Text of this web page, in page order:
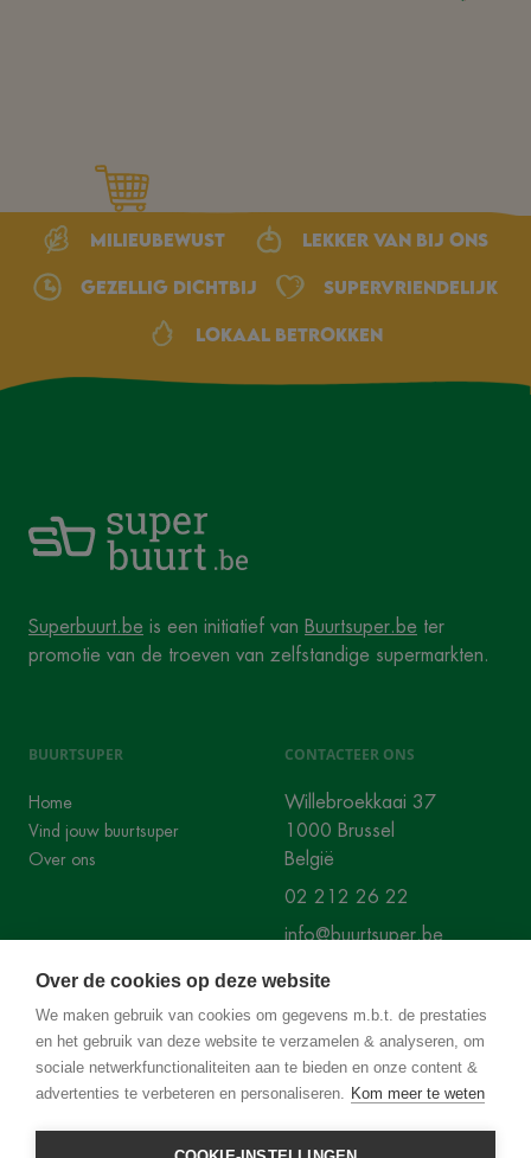
Over de cookies op deze website
We maken gebruik van cookies om gegevens m.b.t. de prestaties
en het gebruik van deze website te verzamelen & analyseren, om
sociale netwerkfunctionaliteiten aan te bieden en onze content &
advertenties te verbeteren en personaliseren. Kom meer te weten
Milieubewust Lekker van bij ons
Gezellig dichtbij Supervriendelijk
Lokaal betrokken
Superbuurt.be is een initiatief van Buurtsuper.be ter
promotie van de troeven van zelfstandige supermarkten.
BUURTSUPER
Home
Vind jouw buurtsuper
Over ons
CONTACTEER ONS
Willebroekkaai 37
1000 Brussel
België
02 212 26 22
info@buurtsuper.be
SOCIALS
Instagram Facebook